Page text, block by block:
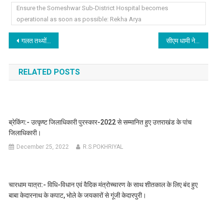
Ensure the Someshwar Sub-District Hospital becomes
operational as soon as possible: Rekha Arya
Post
navigation
गलत तथ्यों के आधार पर भर्ती हुए प्राथमिक विद्यालयों के 80 शिक्षकों की सेवाएं होगी समाप्त।
RELATED POSTS
ब्रेकिंग:- उत्कृष्ट जिलाधिकारी पुरस्कार-2022 से सम्मानित हुए उत्तराखंड के पांच
जिलाधिकारी।
December 25, 2022 R.S.POKHRIYAL
चारधाम यात्रा:- विधि-विधान एवं वैदिक मंत्रोच्चारण के साथ शीतकाल के लिए बंद हुए
बाबा केदारनाथ के कपाट, भोले के जयकारों से गूंजी केदारपुरी।